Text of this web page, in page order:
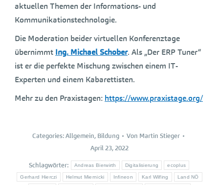
aktuellen Themen der Informations- und
Kommunikationstechnologie.
Die Moderation beider virtuellen Konferenztage
übernimmt Ing. Michael Schober. Als „Der ERP Tuner“
ist er die perfekte Mischung zwischen einem IT-
Experten und einem Kabarettisten.
Mehr zu den Praxistagen: https://www.praxistage.org/
Categories:Allgemein, Bildung Von Martin Stieger
April 23, 2022
Schlagwörter: Andreas Bierwirth Digitalisierung ecoplus
Gerhard Hierczi Helmut Miernicki Infineon Karl Wilfing Land NÖ